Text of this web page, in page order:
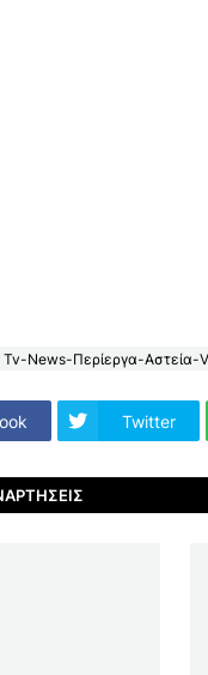
Tv-News-Περίεργα-
Twitter